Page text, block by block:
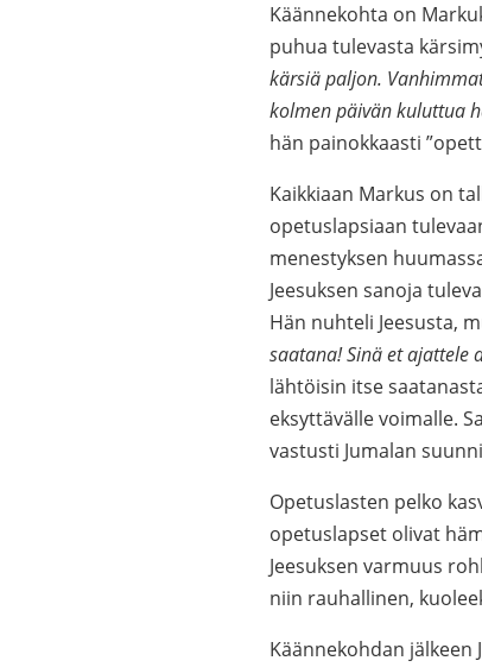
Käännekohta on
puhua tulevasta
kärsiä paljon.
kolmen päivän kuluttua
hän painokkaasti
Kaikkiaan Markus on
opetuslapsiaan
menestyksen
Jeesuksen sanoja
Hän nuhteli Jeesusta,
saatana! Sinä et ajattele
lähtöisin itse
eksyttävälle voimalle.
vastusti Jumalan
Opetuslasten pelko
opetuslapset olivat
Jeesuksen varmuus
niin rauhallinen,
Käännekohdan